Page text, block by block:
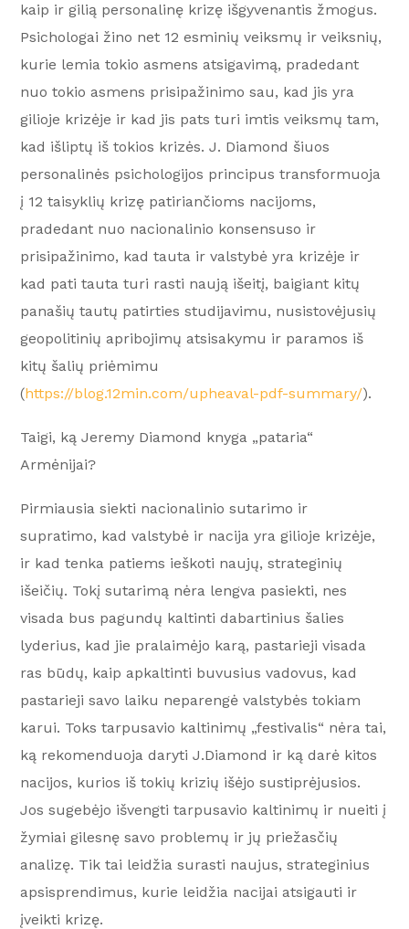
kaip ir gilią personalinę krizę išgyvenantis žmogus.
Psichologai žino net 12 esminių veiksmų ir veiksnių,
kurie lemia tokio asmens atsigavimą, pradedant
nuo tokio asmens prisipažinimo sau, kad jis yra
gilioje krizėje ir kad jis pats turi imtis veiksmų tam,
kad išliptų iš tokios krizės. J. Diamond šiuos
personalinės psichologijos principus transformuoja
į 12 taisyklių krizę patiriančioms nacijoms,
pradedant nuo nacionalinio konsensuso ir
prisipažinimo, kad tauta ir valstybė yra krizėje ir
kad pati tauta turi rasti naują išeitį, baigiant kitų
panašių tautų patirties studijavimu, nusistovėjusių
geopolitinių apribojimų atsisakymu ir paramos iš
kitų šalių priėmimu
(https://blog.12min.com/upheaval-pdf-summary/).
Taigi, ką Jeremy Diamond knyga „pataria“
Armėnijai?
Pirmiausia siekti nacionalinio sutarimo ir
supratimo, kad valstybė ir nacija yra gilioje krizėje,
ir kad tenka patiems ieškoti naujų, strateginių
išeičių. Tokį sutarimą nėra lengva pasiekti, nes
visada bus pagundų kaltinti dabartinius šalies
lyderius, kad jie pralaimėjo karą, pastarieji visada
ras būdų, kaip apkaltinti buvusius vadovus, kad
pastarieji savo laiku neparengė valstybės tokiam
karui. Toks tarpusavio kaltinimų „festivalis“ nėra tai,
ką rekomenduoja daryti J.Diamond ir ką darė kitos
nacijos, kurios iš tokių krizių išėjo sustiprėjusios.
Jos sugebėjo išvengti tarpusavio kaltinimų ir nueiti į
žymiai gilesnę savo problemų ir jų priežasčių
analizę. Tik tai leidžia surasti naujus, strateginius
apsisprendimus, kurie leidžia nacijai atsigauti ir
įveikti krizę.